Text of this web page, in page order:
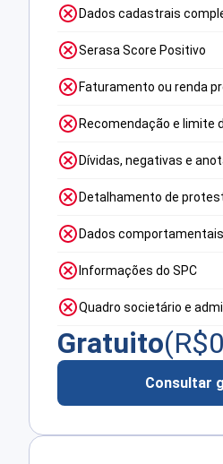
Dados cadastrais
Serasa Score Positivo
Faturamento ou renda
Recomendação e limite
Dívidas, negativas e
Detalhamento de
Dados comportamentais
Informações do SPC
Quadro societário e
Gratuito(R$
Consultar